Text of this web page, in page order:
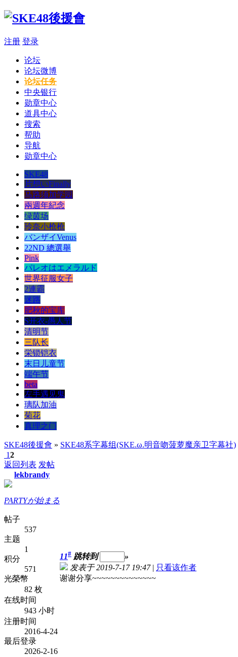
注册 登录
论坛
论坛微博
论坛任务
中央银行
勋章中心
道具中心
搜索
帮助
导航
勋章中心
SKE48
片想いFinally
马路须加学园
兩週年紀念
绿茵场
玲奈小枪枪
バンザイVenus
22ND 總選舉
Pink
パレオはエメラルド
世界征服女子
2連霸
迷路
肥秋的宝库
S开衣-愚人节
清明节
三队长
栄锁铠衣
末日儿童节
端午节
beta
左手遇见鬼
璃队加油
菊花
真理之门
SKE48後援會 » SKE48系字幕组(SKE.ω.明音吻菠萝魔亲卫字幕社)
12
返回列表 发帖
lekbrandy
PARTYが始まる
帖子
537
主题
1
积分
571
光榮幣
82 枚
在线时间
943 小时
注册时间
2016-4-24
最后登录
2026-2-16
11# 跳转到
»
发表于 2019-7-17 19:47| 只看该作者
谢谢分享~~~~~~~~~~~~~~